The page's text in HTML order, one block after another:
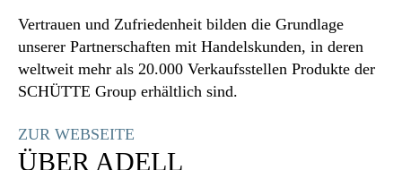
Vertrauen und Zufriedenheit bilden die Grundlage
unserer Partnerschaften mit Handelskunden, in deren
weltweit mehr als 20.000 Verkaufsstellen Produkte der
SCHÜTTE Group erhältlich sind.
ZUR WEBSEITE
ÜBER ADELL